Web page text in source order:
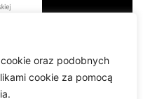
oraz podobnych
cookie za pomocą